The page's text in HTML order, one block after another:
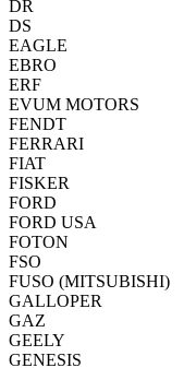
DR
DS
EAGLE
EBRO
ERF
EVUM MOTORS
FENDT
FERRARI
FIAT
FISKER
FORD
FORD USA
FOTON
FSO
FUSO (MITSUBISHI)
GALLOPER
GAZ
GEELY
GENESIS